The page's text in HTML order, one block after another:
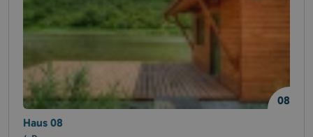
Haus 08
08